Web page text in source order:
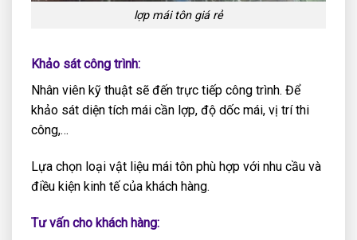
lợp mái tôn giá rẻ
Khảo sát công trình:
Nhân viên kỹ thuật sẽ đến trực tiếp công trình. Để
khảo sát diện tích mái cần lợp, độ dốc mái, vị trí thi
công,…
Lựa chọn loại vật liệu mái tôn phù hợp với nhu cầu và
điều kiện kinh tế của khách hàng.
Tư vấn cho khách hàng: